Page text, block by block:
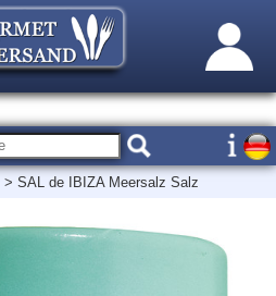
> SAL de IBIZA Meersalz Salz